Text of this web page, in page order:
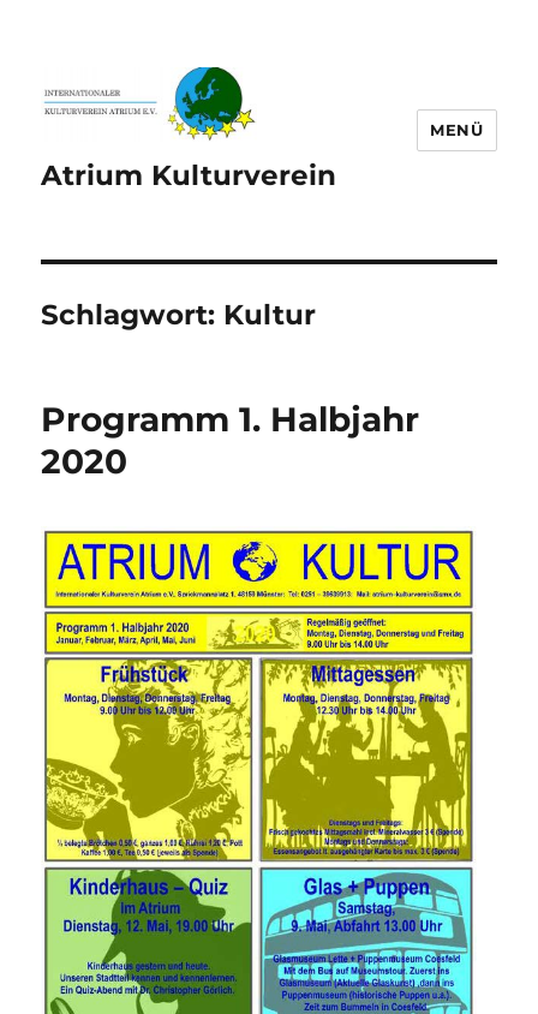
Atrium Kulturverein
MENÜ
Schlagwort: Kultur
Programm 1. Halbjahr
2020